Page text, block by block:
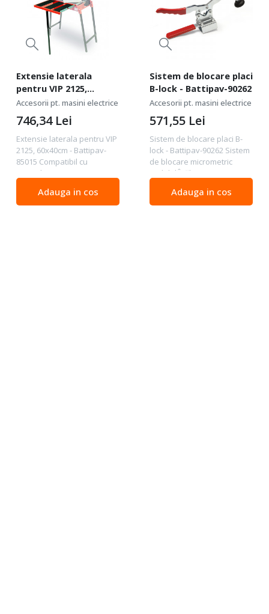
Extensie laterala
pentru VIP 2125,
60x40cm - Battipav-
85015
Accesorii pt. masini electrice
Extensie laterala pentru VIP
2125, 60x40cm - Battipav-
85015 Compatibil cu
masinile VIP. Dimensiuni:
746,34 Lei
Adauga in cos
Sistem de blocare placi
B-lock - Battipav-90262
Accesorii pt. masini electrice
Sistem de blocare placi B-
lock - Battipav-90262 Sistem
de blocare micrometric
reglabil Înălțime și presiune
Pentru toate modelele
571,55 Lei
Adauga in cos